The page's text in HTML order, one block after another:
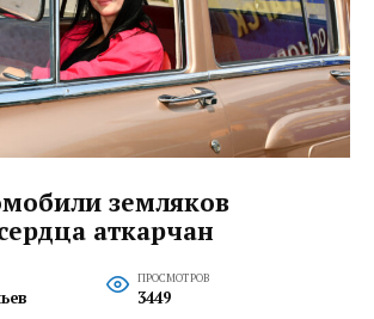
земляков
аткарчан
ПРОСМОТРОВ
3449